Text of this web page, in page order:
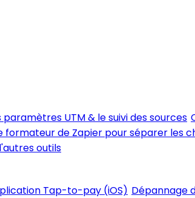
UTM & le suivi des sources
formateur de Zapier pour séparer les
outils
Tap-to-pay (iOS) Dépannage